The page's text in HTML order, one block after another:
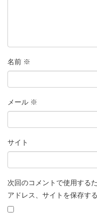
名前 ※
メール ※
サイト
次回のコメントで使用する
アドレス、サイトを保存する